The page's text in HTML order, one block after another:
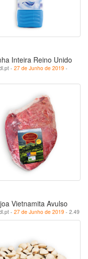
Inteira Reino Unido
- 27 de Junho de 2019 -
Vietnamita Avulso
- 27 de Junho de 2019 - 2.49